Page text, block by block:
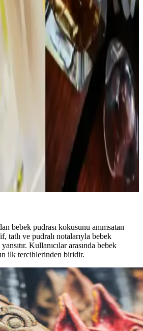
yasal düzenlemeler ve
değişikliklerine yol açar. EDT ve EDP
bölgesel farklılıklar da kokuyu etkiler.
Parfüm Seti: Vintage
Kültürünün İzleri
seti, orijinal ve kullanılmamış
parfüm meraklıları için değerli bir
gençlik kültürünü yansıtan çeşitli
ve Övgü Alan Parfümler:
Önemi
göre, Chanel Coco
gibi parfümler kalıcılık ve
Parfüm seçerken vücut kokusuyla
bebek pudrası kokusunu anımsatan
tatlı ve pudralı notalarıyla bebek
Kullanıcılar arasında bebek
ilk tercihlerinden biridir.